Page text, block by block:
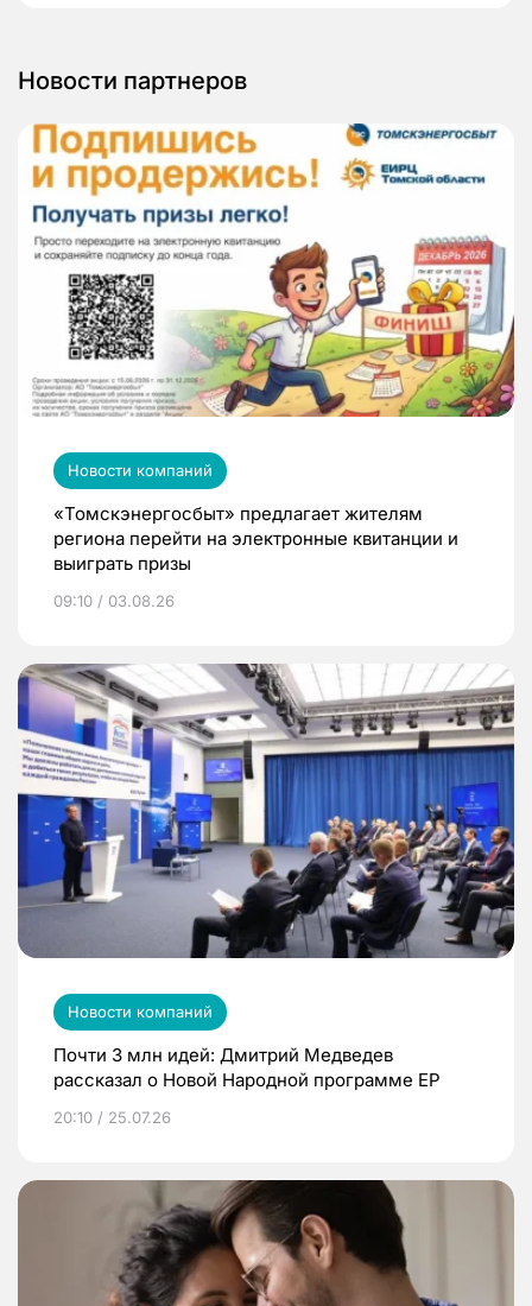
Новости партнеров
Новости компаний
«Томскэнергосбыт» предлагает жителям
региона перейти на электронные квитанции и
выиграть призы
09:10 / 03.08.26
Новости компаний
Почти 3 млн идей: Дмитрий Медведев
рассказал о Новой Народной программе ЕР
20:10 / 25.07.26